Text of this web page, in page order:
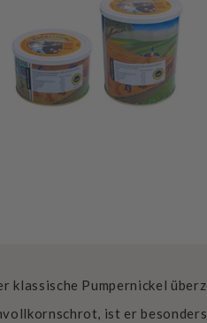
klassische Pumpernickel
ist er